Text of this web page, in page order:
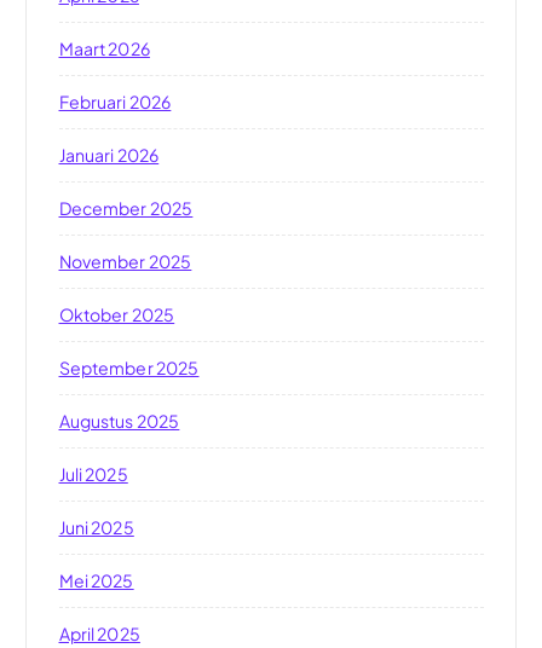
Maart 2026
Februari 2026
Januari 2026
December 2025
November 2025
Oktober 2025
September 2025
Augustus 2025
Juli 2025
Juni 2025
Mei 2025
April 2025